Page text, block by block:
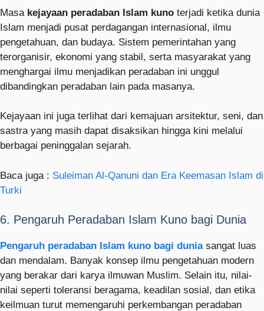
Masa kejayaan peradaban Islam kuno terjadi ketika dunia
Islam menjadi pusat perdagangan internasional, ilmu
pengetahuan, dan budaya. Sistem pemerintahan yang
terorganisir, ekonomi yang stabil, serta masyarakat yang
menghargai ilmu menjadikan peradaban ini unggul
dibandingkan peradaban lain pada masanya.
Kejayaan ini juga terlihat dari kemajuan arsitektur, seni, dan
sastra yang masih dapat disaksikan hingga kini melalui
berbagai peninggalan sejarah.
Baca juga : Suleiman Al-Qanuni dan Era Keemasan Islam di
Turki
6. Pengaruh Peradaban Islam Kuno bagi Dunia
Pengaruh peradaban Islam kuno bagi duniasangat luas
dan mendalam. Banyak konsep ilmu pengetahuan modern
yang berakar dari karya ilmuwan Muslim. Selain itu, nilai-
nilai seperti toleransi beragama, keadilan sosial, dan etika
keilmuan turut memengaruhi perkembangan peradaban